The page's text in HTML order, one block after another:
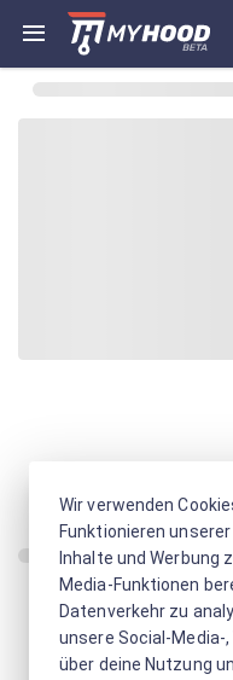
Wir verwenden
Funktionieren
Inhalte und Werbung
Media-Funktionen
Datenverkehr zu
unsere Social-Media-
über deine Nutzung